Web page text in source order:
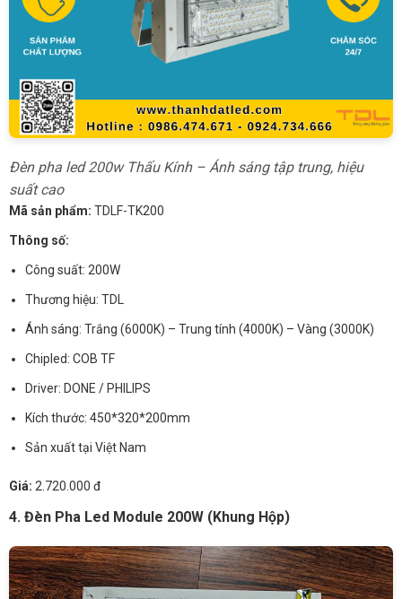
Đèn pha led 200w Thấu Kính – Ánh sáng tập trung, hiệu
suất cao
Mã sản phẩm: TDLF-TK200
Thông số:
Công suất: 200W
Thương hiệu: TDL
Ánh sáng: Trắng (6000K) – Trung tính (4000K) – Vàng (3000K)
Chipled: COB TF
Driver: DONE / PHILIPS
Kích thước: 450*320*200mm
Sản xuất tại Việt Nam
Giá: 2.720.000 đ
4. Đèn Pha Led Module 200W (Khung Hộp)